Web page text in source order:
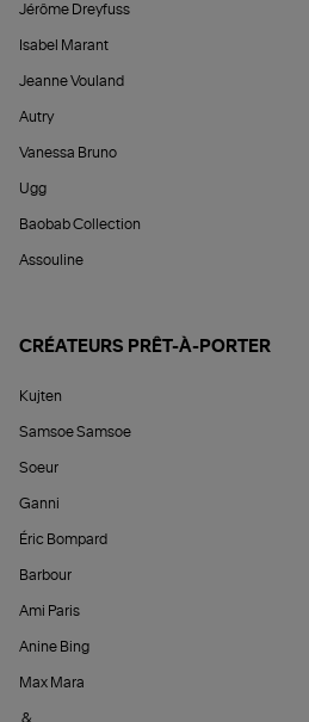
Jérôme Dreyfuss
Isabel Marant
Jeanne Vouland
Autry
Vanessa Bruno
Ugg
Baobab Collection
Assouline
CRÉATEURS PRÊT-À-PORTER
Kujten
Samsoe Samsoe
Soeur
Ganni
Éric Bompard
Barbour
Ami Paris
Anine Bing
Max Mara
&